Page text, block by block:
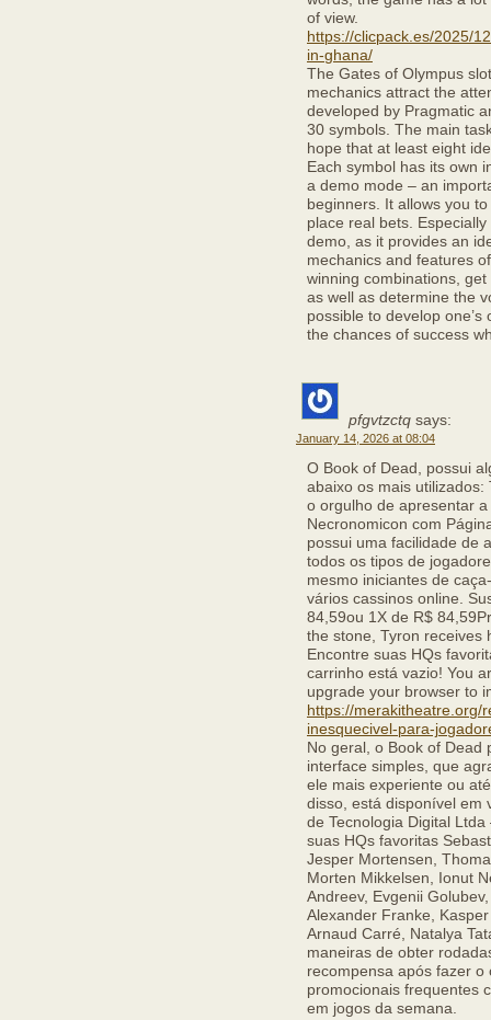
of view.
https://clicpack.es/2025/
in-ghana/
The Gates of Olympus
mechanics attract the
developed by Pragmatic
30 symbols. The main
hope that at least eight
Each symbol has its own
a demo mode – an
beginners. It allows you
place real bets.
demo, as it provides an
mechanics and features
winning combinations,
as well as determine the
possible to develop
the chances of success
pfgvtzctq says:
January 14, 2026 at 08:04
O Book of Dead, possui
abaixo os mais utilizados:
o orgulho de apresentar
Necronomicon com
possui uma facilidade de
todos os tipos de
mesmo iniciantes de
vários cassinos online.
84,59ou 1X de R$
the stone, Tyron receives
Encontre suas HQs
carrinho está vazio! You
upgrade your browser to
https://merakitheatre.org/
inesquecivel-para-
No geral, o Book of Dead
interface simples, que
ele mais experiente ou
disso, está disponível em
de Tecnologia Digital
suas HQs favoritas
Jesper Mortensen,
Morten Mikkelsen, Ionut
Andreev, Evgenii
Alexander Franke,
Arnaud Carré, Natalya
maneiras de obter
recompensa após fazer
promocionais frequentes
em jogos da semana.